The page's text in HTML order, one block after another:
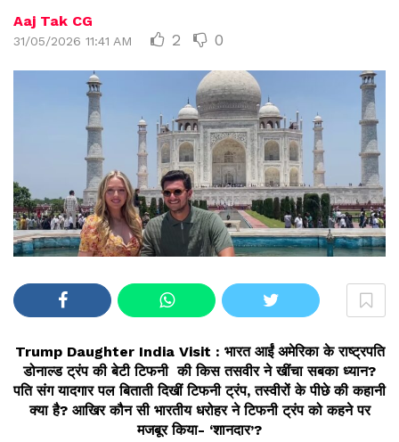
Aaj Tak CG
31/05/2026 11:41 AM 2 0
Trump Daughter India Visit : भारत आईं अमेरिका के राष्ट्रपति
डोनाल्ड ट्रंप की बेटी टिफनी की किस तसवीर ने खींचा सबका ध्यान?
पति संग यादगार पल बिताती दिखीं टिफनी ट्रंप, तस्वीरों के पीछे की कहानी
क्या है? आखिर कौन सी भारतीय धरोहर ने टिफनी ट्रंप को कहने पर
मजबूर किया- ‘शानदार’?